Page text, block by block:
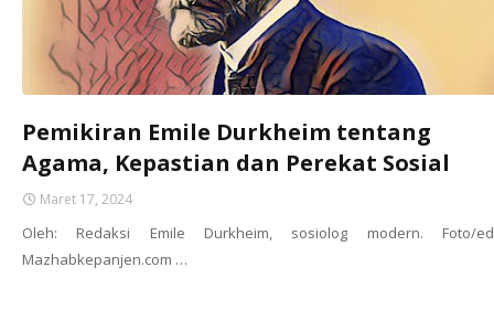
Pemikiran Emile Durkheim tentang
Agama, Kepastian dan Perekat Sosial
Maret 17, 2024
Oleh: Redaksi Emile Durkheim, sosiolog modern. Foto/
Mazhabkepanjen.com …